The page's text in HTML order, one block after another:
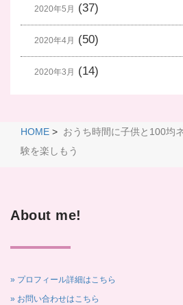
2020年5月 (37)
2020年4月 (50)
2020年3月 (14)
HOME > おうち時間に子供と100均
験を楽しもう
About me!
» プロフィール詳細はこちら
» お問い合わせはこちら